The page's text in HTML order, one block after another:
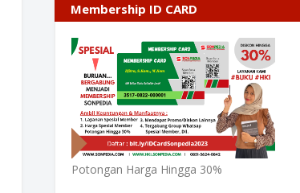
Membership ID CARD
Potongan Harga Hingga 30%